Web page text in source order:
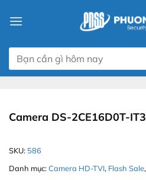
đến
dung
Tìm
kiếm:
Camera DS-2CE16D0T-IT3
SKU: 586
Danh mục:Camera HD-TVI, Flash Sale,